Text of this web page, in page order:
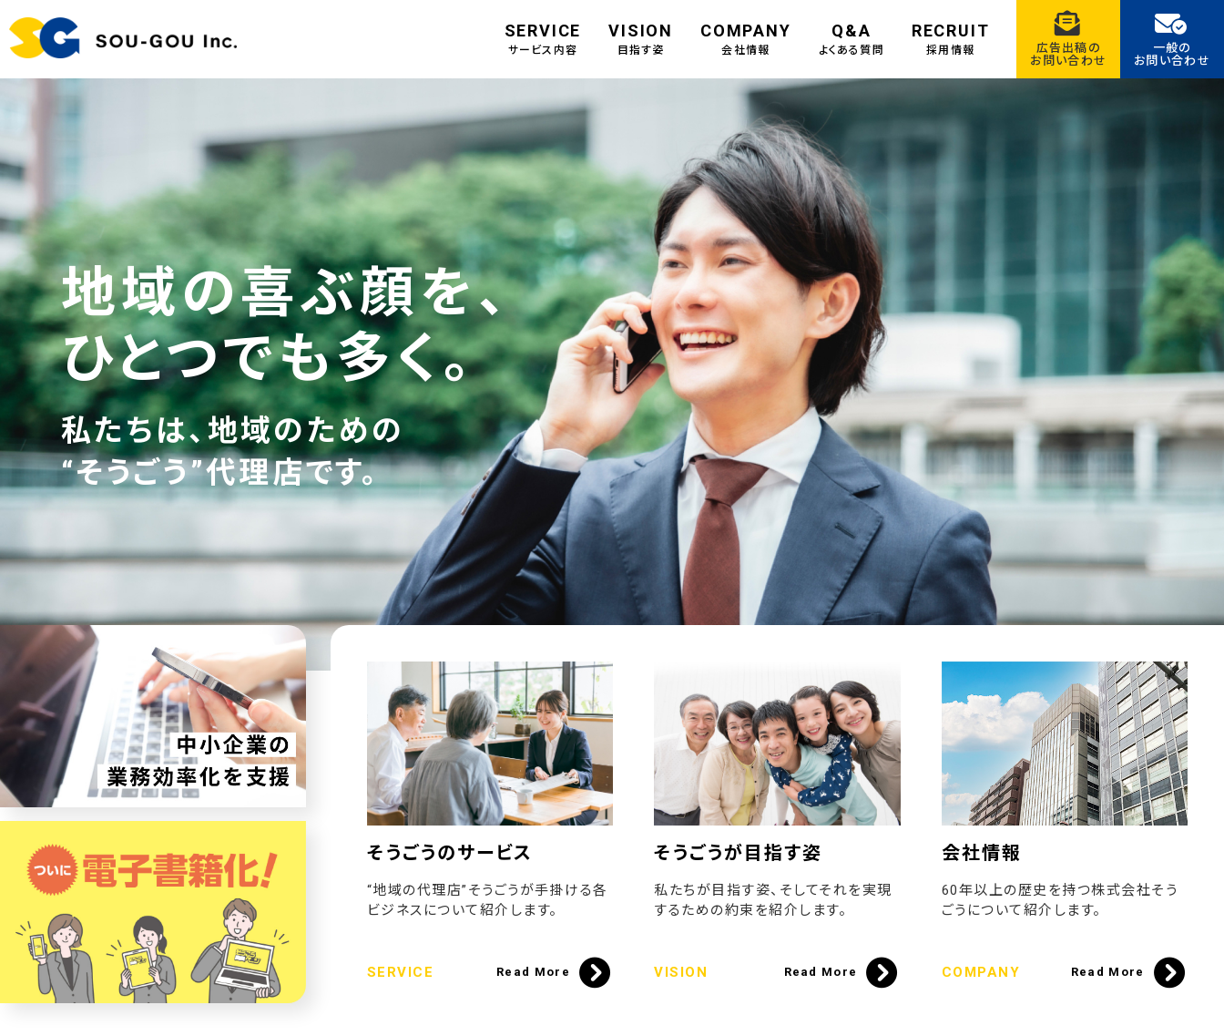
SERVICE
サービス内容
VISION
目指す姿
COMPANY
会社情報
Q&A
よくある質問
RECRUIT
採用情報
広告出稿の
お問い合わせ
一般の
お問い合わせ
地域の喜ぶ顔を、
ひとつでも多く。
私たちは、地域のための
“そうごう”代理店です。
そうごうのサービス
“地域の代理店”そうごうが手掛ける各
ビジネスについて紹介します。
SERVICE Read More
そうごうが目指す姿
私たちが目指す姿、そしてそれを実現
するための約束を紹介します。
VISION Read More
会社情報
60年以上の歴史を持つ株式会社そう
ごうについて紹介します。
COMPANY Read More